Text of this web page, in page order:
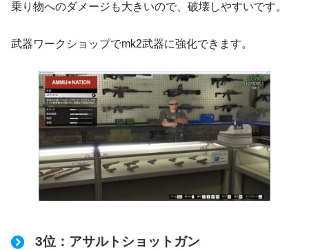
乗り物へのダメージも大きいので、破壊しやすいです。
武器ワークショップでmk2武器に強化できます。
3位：アサルトショットガン